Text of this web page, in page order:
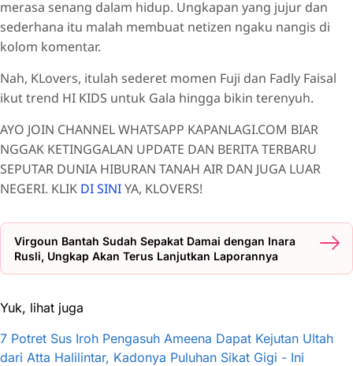
merasa senang dalam hidup. Ungkapan yang jujur dan
sederhana itu malah membuat netizen ngaku nangis di
kolom komentar.
Nah, KLovers, itulah sederet momen Fuji dan Fadly Faisal
ikut trend HI KIDS untuk Gala hingga bikin terenyuh.
AYO JOIN CHANNEL WHATSAPP KAPANLAGI.COM BIAR
NGGAK KETINGGALAN UPDATE DAN BERITA TERBARU
SEPUTAR DUNIA HIBURAN TANAH AIR DAN JUGA LUAR
NEGERI. KLIK DI SINIYA, KLOVERS!
Virgoun Bantah Sudah Sepakat Damai dengan Inara
Rusli, Ungkap Akan Terus Lanjutkan Laporannya
Yuk, lihat juga
7 Potret Sus Iroh Pengasuh Ameena Dapat Kejutan Ultah
dari Atta Halilintar, Kadonya Puluhan Sikat Gigi - Ini